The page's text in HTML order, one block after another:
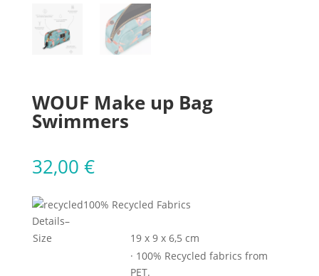
WOUF Make up Bag
Swimmers
32,00 €
100% Recycled Fabrics
Details–
Size
19 x 9 x 6,5 cm
· 100% Recycled fabrics from
PET.